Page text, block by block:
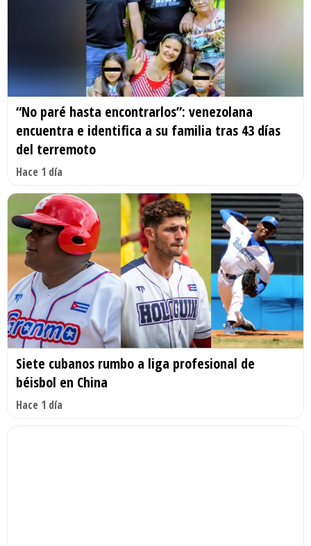
“No paré hasta encontrarlos”: venezolana
encuentra e identifica a su familia tras 43 días
del terremoto
Hace 1 día
Siete cubanos rumbo a liga profesional de
béisbol en China
Hace 1 día